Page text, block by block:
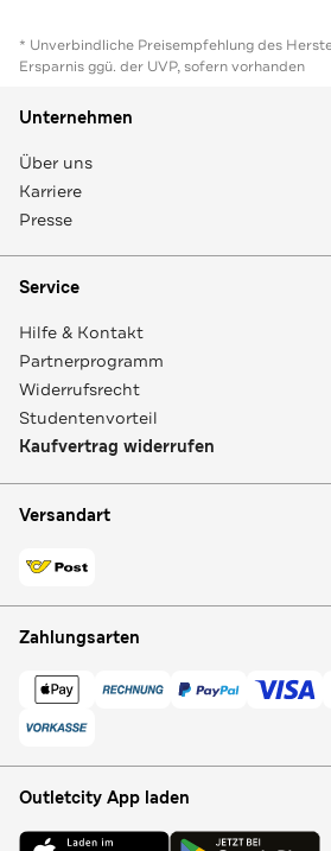
* Unverbindliche Preisempfehlung des
Ersparnis ggü. der UVP, sofern vorhanden
Unternehmen
Über uns
Karriere
Presse
Service
Hilfe & Kontakt
Partnerprogramm
Widerrufsrecht
Studentenvorteil
Kaufvertrag widerrufen
Versandart
Zahlungsarten
Outletcity App laden